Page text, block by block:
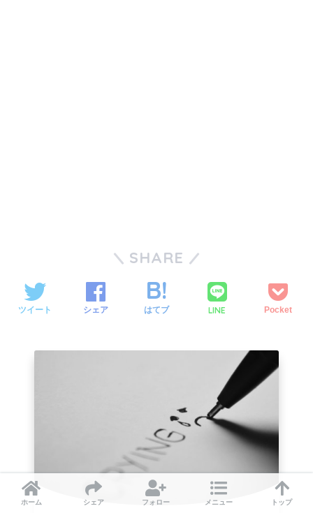
SHARE
ツイート シェア はてブ LINE Pocket
ホーム シェア フォロー メニュー トップ